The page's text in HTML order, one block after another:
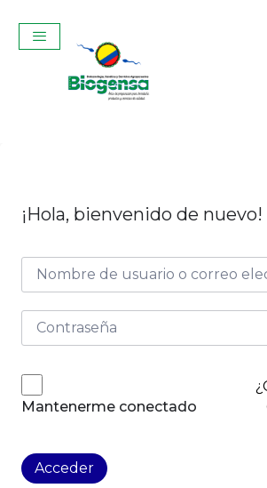
¡Hola, bienvenido de nuevo!
Mantenerme conectado
Acceder
Curso Teórico-
Ginecología,
vacas Junio 2025